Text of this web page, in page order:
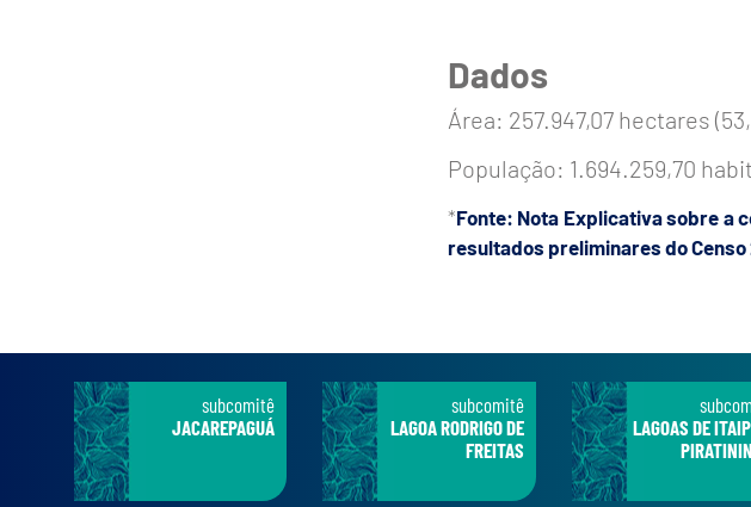
Dados
Área: 257.947,07 hectares
População: 1.694.259,70
*Fonte: Nota Explicativa sobre a
resultados preliminares do Censo
subcomitê
JACAREPAGUÁ
subcomitê
LAGOA RODRIGO DE
FREITAS
LAGOAS DE